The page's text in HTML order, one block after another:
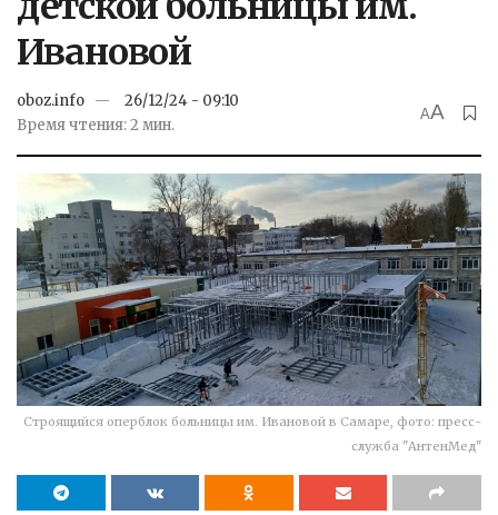
Ивановой
oboz.info
26/12/24 - 09:10
Время чтения: 2 мин.
AA
Строящийся оперблок больницы им. Ивановой в Самаре, фото: пресс-
служба "АнтенМед"